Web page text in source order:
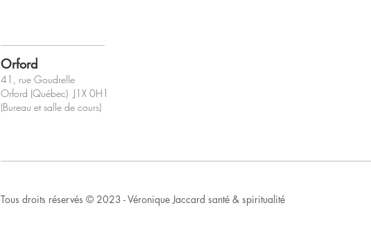
Orford
41, rue Goudrelle
Orford (Québec) J1X 0H1
(Bureau et salle de cours)
Tous droits réservés © 2023 - Véronique Jaccard santé & spiritualité